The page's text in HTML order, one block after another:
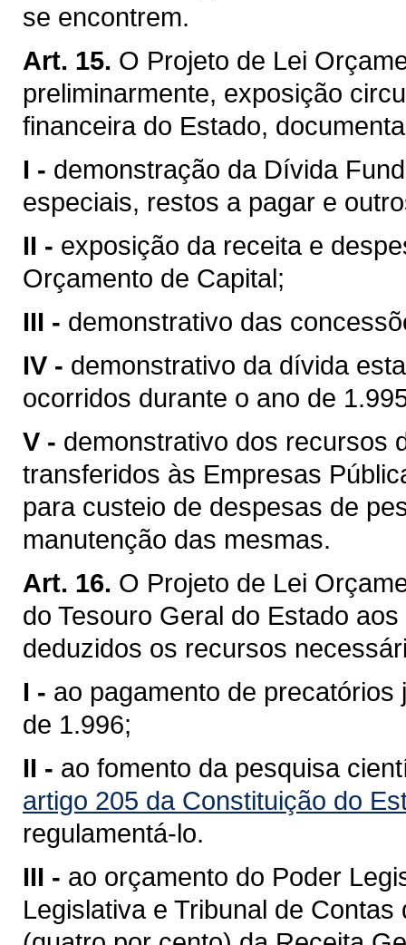
se encontrem.
Art. 15. O Projeto de Lei
preliminarmente, exposição
financeira do Estado,
I - demonstração da Dívida
especiais, restos a pagar e
II - exposição da receita e
Orçamento de Capital;
III - demonstrativo das
IV - demonstrativo da dívida
ocorridos durante o ano de
V - demonstrativo dos recursos
transferidos às Empresas
para custeio de despesas de
manutenção das mesmas.
Art. 16. O Projeto de Lei
do Tesouro Geral do Estado
deduzidos os recursos
I - ao pagamento de precatórios
de 1.996;
II - ao fomento da pesquisa
artigo 205 da Constituição do
regulamentá-lo.
III - ao orçamento do Poder
Legislativa e Tribunal de